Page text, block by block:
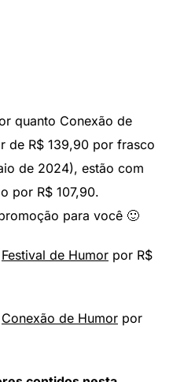
quanto Conexão de
de R$ 139,90 por frasco
de 2024), estão com
por R$ 107,90.
para você 🙂
Festival de Humor por R$
Conexão de Humor por